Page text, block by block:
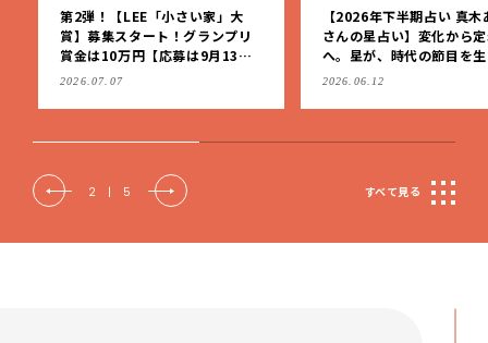
第2弾！【LEE「小さい家」大
賞】募集スタート！グランプリ
賞金は10万円【応募は9月13日
（日）まで】
2026.07.07
【2026年下半期占い 真木
さんの星占い】変化から定
へ。星が、時代の節目を生
私たちを導く
2026.06.12
2 | 5 すべて見る